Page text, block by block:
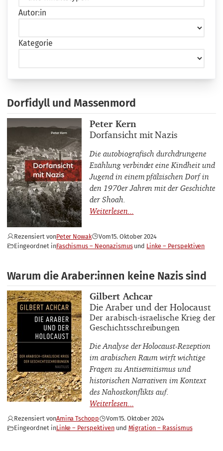
Autor:in
Kategorie
Dorfidyll und Massenmord
Buchautor_innen
Peter Kern
Buchtitel
Dorfansicht mit Nazis
Die autobiografisch durchdrungene
Ezählung verbindet eine Kindheit und
Jugend in einem pfälzischen Dorf in
den 1970er Jahren mit der Geschichte
der Shoah.
Rezensiert vonPeter Nowak Vom15. Oktober 2024
Eingeordnet inFaschismus – Neonazismus Linke – Perspektiven
Warum die Araber:innen keine Nazis sind
Buchautor_innen
Gilbert Achcar
Buchtitel
Die Araber und der Holocaust
Buchuntertitel
Der arabisch-israelische Krieg der
Geschichtsschreibungen
Die Analyse der Holocaust-Rezeption
im arabischen Raum wirft wichtige
Fragen zu Antisemitismus und
historischen Narrativen im Kontext
des Nahostkonflikts auf.
Rezensiert vonAmina Tschopp Vom15. Oktober 2024
Eingeordnet inLinke – Perspektiven Migration – Rassismus